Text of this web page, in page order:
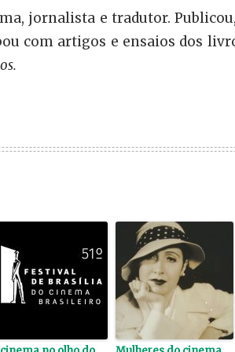
jornalista e tradutor.
com artigos e ensaios dos